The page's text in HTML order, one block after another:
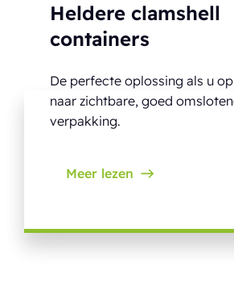
Heldere clamshell
containers
De perfecte oplossing als u
naar zichtbare, goed
verpakking.
Meer lezen